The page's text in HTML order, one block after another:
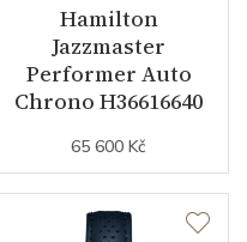
JazzmasterHamilton
Jazzmaster
Performer Auto
Chrono H36616640
65 600 Kč